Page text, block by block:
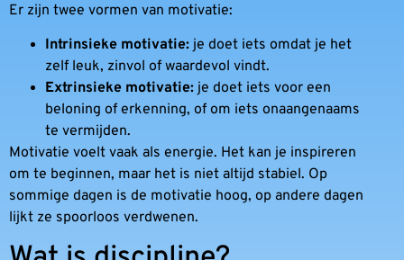
Er zijn twee vormen van motivatie:
Intrinsieke motivatie: je doet iets omdat je het
zelf leuk, zinvol of waardevol vindt.
Extrinsieke motivatie: je doet iets voor een
beloning of erkenning, of om iets onaangenaams
te vermijden.
Motivatie voelt vaak als energie. Het kan je inspireren
om te beginnen, maar het is niet altijd stabiel. Op
sommige dagen is de motivatie hoog, op andere dagen
lijkt ze spoorloos verdwenen.